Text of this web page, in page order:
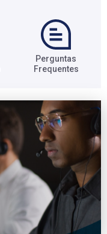
Perguntas
Frequentes​